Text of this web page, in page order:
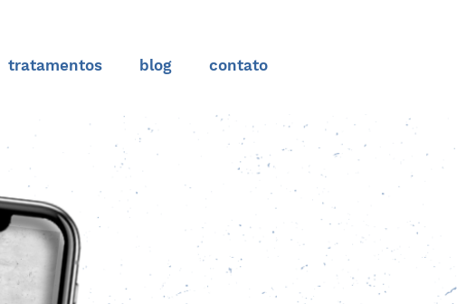
tratamentos blog contato